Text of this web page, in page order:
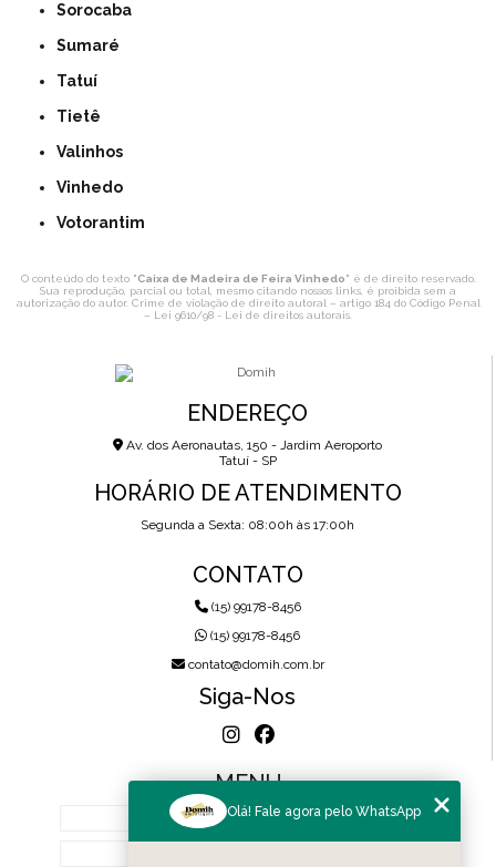
Sorocaba
Sumaré
Tatuí
Tietê
Valinhos
Vinhedo
Votorantim
O conteúdo do texto "Caixa de Madeira de Feira Vinhedo" é de direito reservado.
Sua reprodução, parcial ou total, mesmo citando nossos links, é proibida sem a
autorização do autor. Crime de violação de direito autoral – artigo 184 do Código Penal
– Lei 9610/98 - Lei de direitos autorais
ENDEREÇO
Av. dos Aeronautas, 150 - Jardim Aeroporto
Tatuí - SP
HORÁRIO DE ATENDIMENTO
Segunda a Sexta: 08:00h às 17:00h
CONTATO
(15) 99178-8456
(15) 99178-8456
contato@domih.com.br
Siga-Nos
MENU
HOME
Olá! Fale agora pelo WhatsApp